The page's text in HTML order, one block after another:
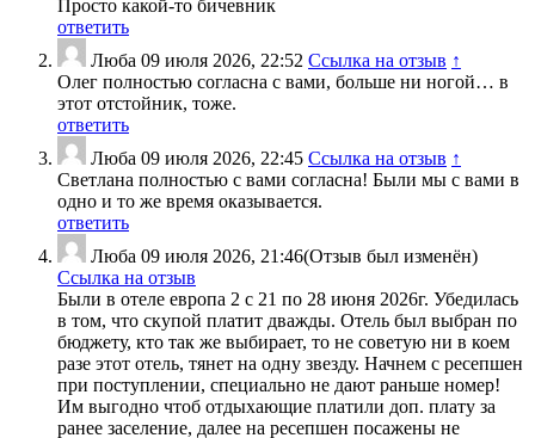
Просто какой-то бичевник
ответить
Люба 09 июля 2026, 22:52 Ссылка на отзыв ↑
Олег полностью согласна с вами, больше ни ногой… в
этот отстойник, тоже.
ответить
Люба 09 июля 2026, 22:45 Ссылка на отзыв ↑
Светлана полностью с вами согласна! Были мы с вами в
одно и то же время оказывается.
ответить
Люба 09 июля 2026, 21:46(Отзыв был изменён)
Ссылка на отзыв
Были в отеле европа 2 с 21 по 28 июня 2026г. Убедилась
в том, что скупой платит дважды. Отель был выбран по
бюджету, кто так же выбирает, то не советую ни в коем
разе этот отель, тянет на одну звезду. Начнем с ресепшен
при поступлении, специально не дают раньше номер!
Им выгодно чтоб отдыхающие платили доп. плату за
ранее заселение, далее на ресепшен посажены не